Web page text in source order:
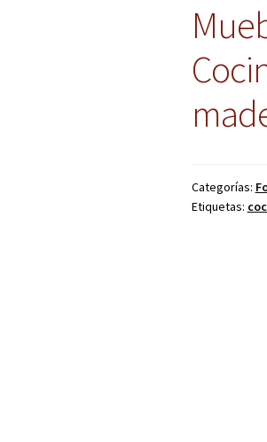
Categorías:
Etiquetas: